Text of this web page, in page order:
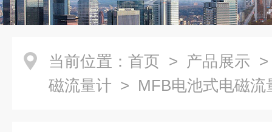
当前位置： 首页 > 产品展示
磁流量计 > MFB电池式电磁流